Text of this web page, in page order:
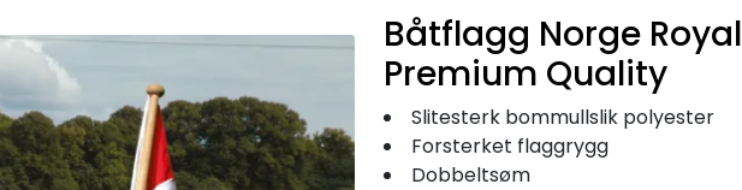
Båtflagg Norge Royal
Premium Quality
Slitesterk bommullslik polyester
Forsterket flaggrygg
Dobbeltsøm